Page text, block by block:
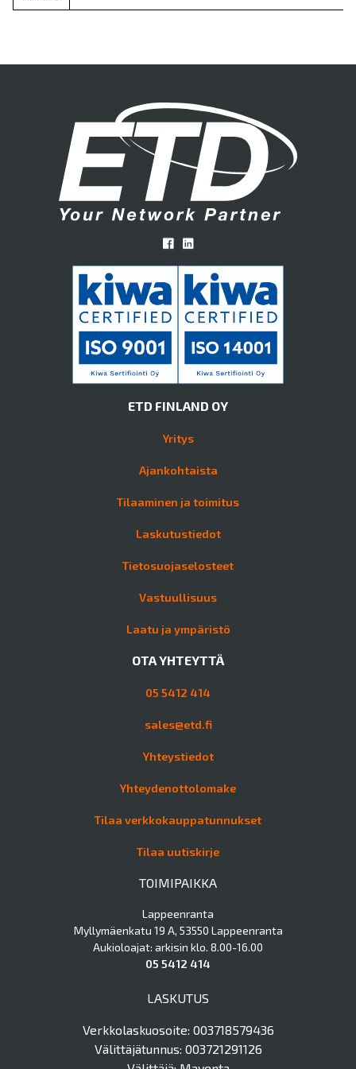
ETD FINLAND OY
Yritys
Ajankohtaista
Tilaaminen ja toimitus
Laskutustiedot
Tietosuojaselosteet
Vastuullisuus
Laatu ja ympäristö
OTA YHTEYTTÄ
05 5412 414
sales@etd.fi
Yhteystiedot
Yhteydenottolomake
Tilaa verkkokauppatunnukset
Tilaa uutiskirje
TOIMIPAIKKA
Lappeenranta
Myllymäenkatu 19 A, 53550 Lappeenranta
Aukioloajat: arkisin klo. 8.00-16.00
05 5412 414
LASKUTUS
Verkkolaskuosoite: 003718579436
Välittäjätunnus: 003721291126